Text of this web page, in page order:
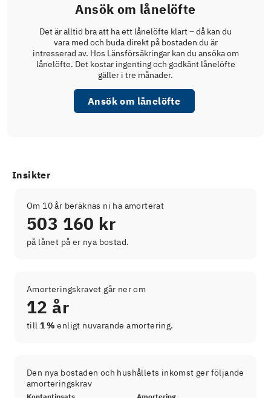
Ansök om lånelöfte
Det är alltid bra att ha ett lånelöfte klart – då kan du
vara med och buda direkt på bostaden du är
intresserad av. Hos Länsförsäkringar kan du ansöka om
lånelöfte. Det kostar ingenting och godkänt lånelöfte
gäller i tre månader.
Ansök om lånelöfte
Insikter
Om 10 år beräknas ni ha amorterat
503 160 kr
på lånet på er nya bostad.
Amorteringskravet går ner om
12 år
till 1 % enligt nuvarande amortering.
Den nya bostaden och hushållets inkomst ger följande
amorteringskrav